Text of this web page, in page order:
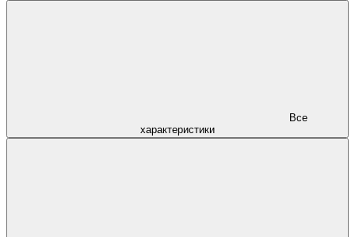
характеристики